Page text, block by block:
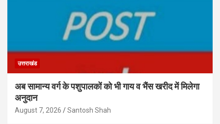
उत्तराखंड
अब सामान्य वर्ग के पशुपालकों को भी गाय व भैंस खरीद में मिलेगा
अनुदान
August 7, 2026 Santosh Shah